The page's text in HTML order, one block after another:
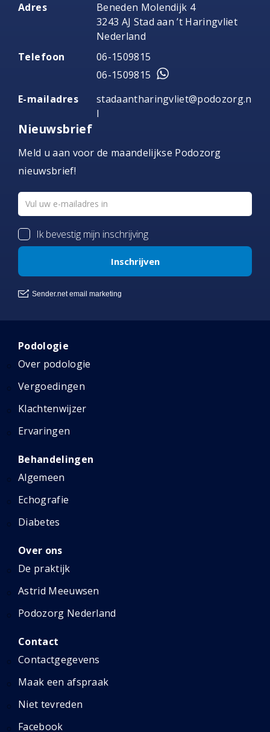
Adres
Beneden Molendijk 4
3243 AJ Stad aan ’t Haringvliet
Nederland
Telefoon
06-1509815
06-1509815
E-mailadres
stadaantharingvliet@podozorg.n
l
Nieuwsbrief
Meld u aan voor de maandelijkse Podozorg
nieuwsbrief!
Podologie
Over podologie
Vergoedingen
Klachtenwijzer
Ervaringen
Behandelingen
Algemeen
Echografie
Diabetes
Over ons
De praktijk
Astrid Meeuwsen
Podozorg Nederland
Contact
Contactgegevens
Maak een afspraak
Niet tevreden
Facebook